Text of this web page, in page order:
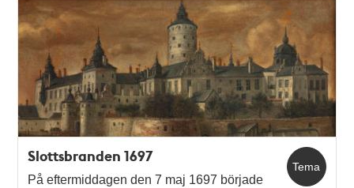
Tema
Slottsbranden 1697
På eftermiddagen den 7 maj 1697 började